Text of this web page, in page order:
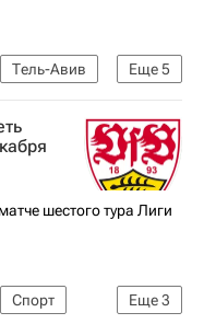
Еще5
Тель-Авив
Штутгарт
Союз европейских футбольных ассоциаций (УЕФА)
шестого тура Лиги
Еще3
Спорт